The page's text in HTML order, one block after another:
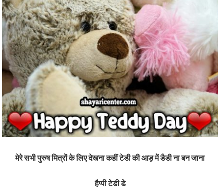
मेरे सभी पुरुष मित्रों के लिए देखना कहीं टेडी की आड़ में डैडी ना बन जाना
हैप्पी टेडी डे